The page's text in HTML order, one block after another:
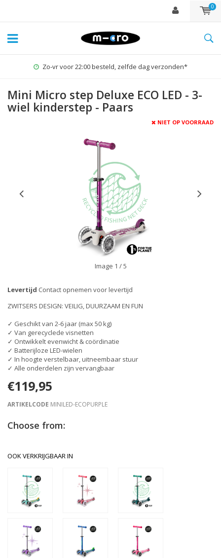
0
Zo-vr voor 22:00 besteld, zelfde dag verzonden*
Mini Micro step Deluxe ECO LED - 3-
wiel kinderstep - Paars
NIET OP VOORRAAD
Image 1 / 5
Levertijd Contact opnemen voor levertijd
ZWITSERS DESIGN: VEILIG, DUURZAAM EN FUN
✓ Geschikt van 2-6 jaar (max 50 kg)
✓ Van gerecyclede visnetten
✓ Ontwikkelt evenwicht & coördinatie
✓ Batterijloze LED-wielen
✓ In hoogte verstelbaar, uitneembaar stuur
✓ Alle onderdelen zijn vervangbaar
€119,95
ARTIKELCODE MINILED-ECOPURPLE
Choose from:
OOK VERKRIJGBAAR IN